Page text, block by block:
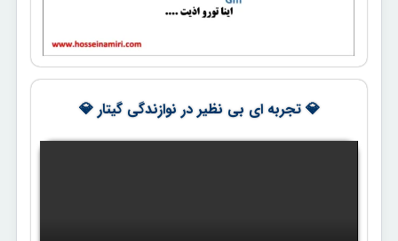
💎 تجربه ای بی نظیر در نوازندگی گیتار 💎